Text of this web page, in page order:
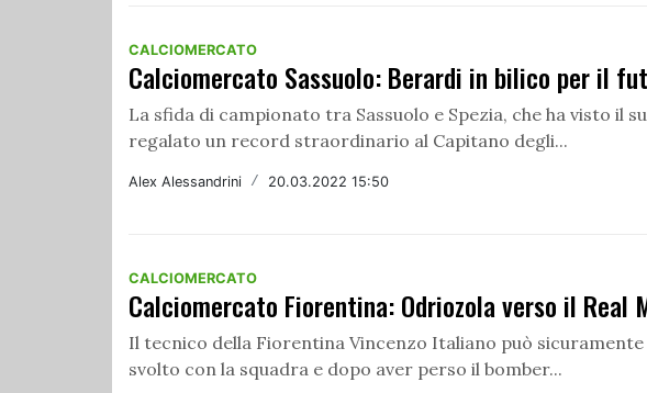
CALCIOMERCATO
Calciomercato Sassuolo: Berardi in bilico per il
La sfida di campionato tra Sassuolo e Spezia, che ha visto il
regalato un record straordinario al Capitano degli...
Alex Alessandrini / 20.03.2022 15:50
CALCIOMERCATO
Calciomercato Fiorentina: Odriozola verso il Real
Il tecnico della Fiorentina Vincenzo Italiano può
svolto con la squadra e dopo aver perso il bomber...